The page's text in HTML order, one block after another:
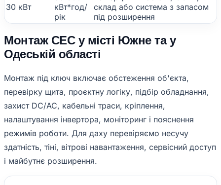
30 кВт
кВт*год/
рік
склад або система з запасом
під розширення
Монтаж СЕС у місті Южне та у
Одеській області
Монтаж під ключ включає обстеження об'єкта,
перевірку щита, проєктну логіку, підбір обладнання,
захист DC/AC, кабельні траси, кріплення,
налаштування інвертора, моніторинг і пояснення
режимів роботи. Для даху перевіряємо несучу
здатність, тіні, вітрові навантаження, сервісний доступ
і майбутнє розширення.